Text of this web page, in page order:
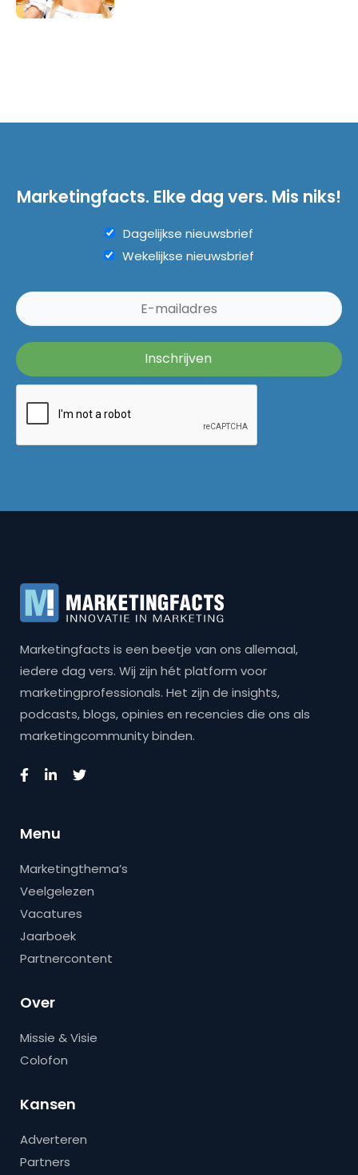
Marketingfacts. Elke dag vers. Mis niks!
Dagelijkse nieuwsbrief
Wekelijkse nieuwsbrief
Marketingfacts is een beetje van ons allemaal,
iedere dag vers. Wij zijn hét platform voor
marketingprofessionals. Het zijn de insights,
podcasts, blogs, opinies en recencies die ons als
marketingcommunity binden.
Menu
Marketingthema’s
Veelgelezen
Vacatures
Jaarboek
Partnercontent
Over
Missie & Visie
Colofon
Kansen
Adverteren
Partners